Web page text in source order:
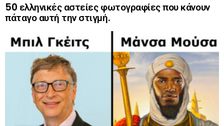
50 ελληνικές αστείες φωτογραφίες που κάνουν
πάταγο αυτή την στιγμή.